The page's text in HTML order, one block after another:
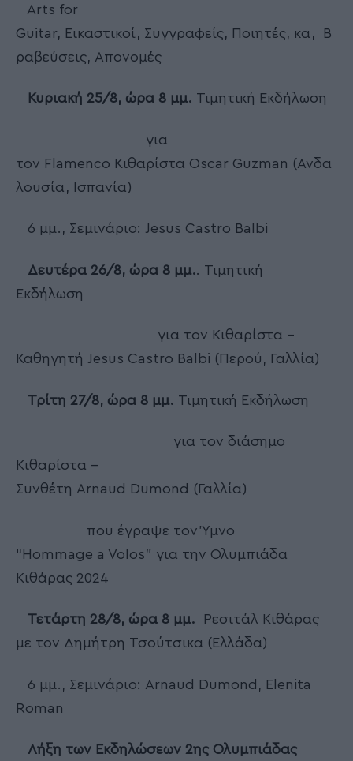
Arts for
Guitar, Εικαστικοί, Συγγραφείς, Ποιητές, κα, Β
ραβεύσεις, Απονομές
Κυριακή 25/8, ώρα 8 μμ. Τιμητική Εκδήλωση
για
τον Flamenco Κιθαρίστα Oscar Guzman (Ανδα
λουσία, Ισπανία)
6 μμ., Σεμινάριο: Jesus Castro Balbi
Δευτέρα 26/8, ώρα 8 μμ.. Τιμητική
Εκδήλωση
για τον Κιθαρίστα –
Καθηγητή Jesus Castro Balbi (Περού, Γαλλία)
Τρίτη 27/8, ώρα 8 μμ. Τιμητική Εκδήλωση
για τον διάσημο
Κιθαρίστα –
Συνθέτη Arnaud Dumond (Γαλλία)
που έγραψε τον Ύμνο
“Hommage a Volos” για την Ολυμπιάδα
Κιθάρας 2024
Τετάρτη 28/8, ώρα 8 μμ.
Ρεσιτάλ Κιθάρας
με τον Δημήτρη Τσούτσικα (Ελλάδα)
6 μμ., Σεμινάριο: Arnaud Dumond, Elenita
Roman
Λήξη των Εκδηλώσεων 2ης Ολυμπιάδας